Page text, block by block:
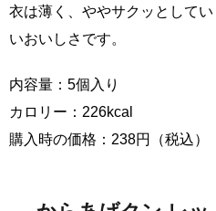
衣は薄く、ややサクッとして
いおいしさです。
内容量：5個入り
カロリー：226kcal
購入時の価格：238円（税込）